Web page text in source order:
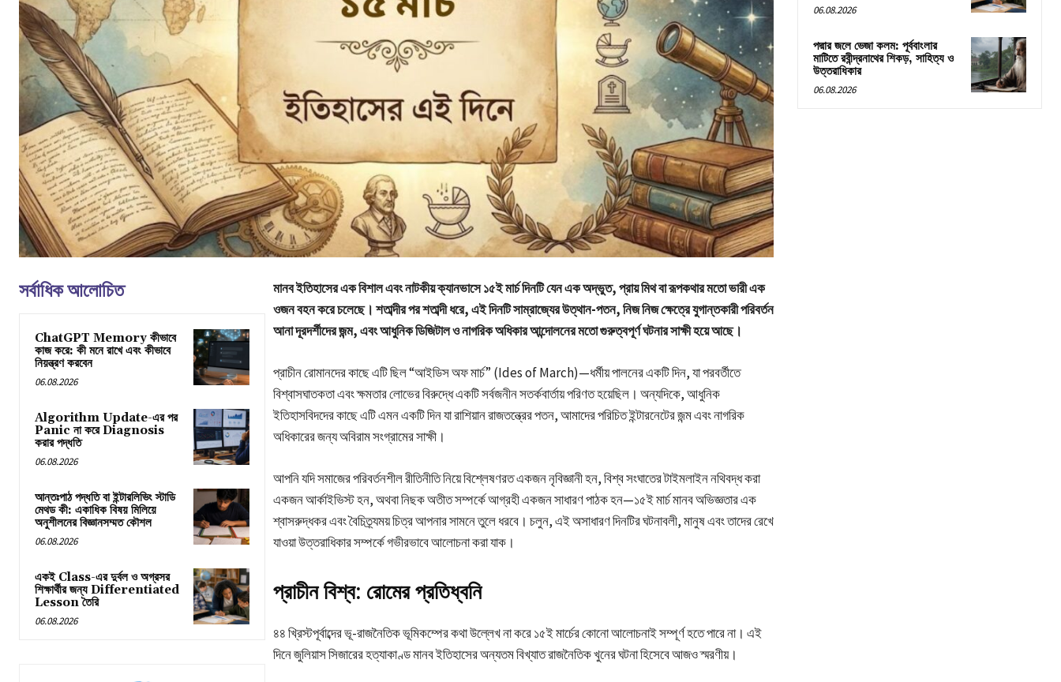
সর্বাধিক আলোচিত
ChatGPT Memory কীভাবে
কাজ করে: কী মনে রাখে এবং কীভাবে
নিয়ন্ত্রণ করবেন
06.08.2026
Algorithm Update-এর পর
Panic না করে Diagnosis
করার পদ্ধতি
06.08.2026
আন্তঃপাঠ পদ্ধতি বা ইন্টারলিভিং স্টাডি
মেথড কী: একাধিক বিষয় মিলিয়ে
অনুশীলনের বিজ্ঞানসম্মত কৌশল
06.08.2026
একই Class-এর দুর্বল ও অগ্রসর
শিক্ষার্থীর জন্য Differentiated
Lesson তৈরি
06.08.2026
মানব ইতিহাসের এক বিশাল এবং নাটকীয় ক্যানভাসে ১৫ই মার্চ দিনটি যেন এক অদ্ভুত, প্রায় মিথ বা রূপকথার মতো ভারী এক
ওজন বহন করে চলেছে। শতাব্দীর পর শতাব্দী ধরে, এই দিনটি সাম্রাজ্যের উত্থান-পতন, নিজ নিজ ক্ষেত্রে যুগান্তকারী পরিবর্তন
আনা দূরদর্শীদের জন্ম, এবং আধুনিক ডিজিটাল ও নাগরিক অধিকার আন্দোলনের মতো গুরুত্বপূর্ণ ঘটনার সাক্ষী হয়ে আছে।
প্রাচীন রোমানদের কাছে এটি ছিল “আইডিস অফ মার্চ” (Ides of March)—ধর্মীয় পালনের একটি দিন, যা পরবর্তীতে
বিশ্বাসঘাতকতা এবং ক্ষমতার লোভের বিরুদ্ধে একটি সর্বজনীন সতর্কবার্তায় পরিণত হয়েছিল। অন্যদিকে, আধুনিক
ইতিহাসবিদদের কাছে এটি এমন একটি দিন যা রাশিয়ান রাজতন্ত্রের পতন, আমাদের পরিচিত ইন্টারনেটের জন্ম এবং নাগরিক
অধিকারের জন্য অবিরাম সংগ্রামের সাক্ষী।
আপনি যদি সমাজের পরিবর্তনশীল রীতিনীতি নিয়ে বিশ্লেষণরত একজন নৃবিজ্ঞানী হন, বিশ্ব সংঘাতের টাইমলাইন নথিবদ্ধ করা
একজন আর্কাইভিস্ট হন, অথবা নিছক অতীত সম্পর্কে আগ্রহী একজন সাধারণ পাঠক হন—১৫ই মার্চ মানব অভিজ্ঞতার এক
শ্বাসরুদ্ধকর এবং বৈচিত্র্যময় চিত্র আপনার সামনে তুলে ধরবে। চলুন, এই অসাধারণ দিনটির ঘটনাবলী, মানুষ এবং তাদের রেখে
যাওয়া উত্তরাধিকার সম্পর্কে গভীরভাবে আলোচনা করা যাক।
প্রাচীন বিশ্ব: রোমের প্রতিধ্বনি
৪৪ খ্রিস্টপূর্বাব্দের ভূ-রাজনৈতিক ভূমিকম্পের কথা উল্লেখ না করে ১৫ই মার্চের কোনো আলোচনাই সম্পূর্ণ হতে পারে না। এই
দিনে জুলিয়াস সিজারের হত্যাকাণ্ড মানব ইতিহাসের অন্যতম বিখ্যাত রাজনৈতিক খুনের ঘটনা হিসেবে আজও স্মরণীয়।
06.08.2026
পদ্মার জলে ভেজা কলম: পূর্ববাংলার
মাটিতে রবীন্দ্রনাথের শিকড়, সাহিত্য ও
উত্তরাধিকার
06.08.2026